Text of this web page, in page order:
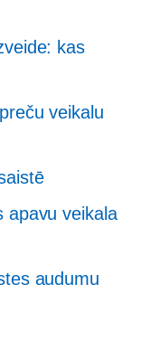
kas
veikalu
apavu veikala
audumu